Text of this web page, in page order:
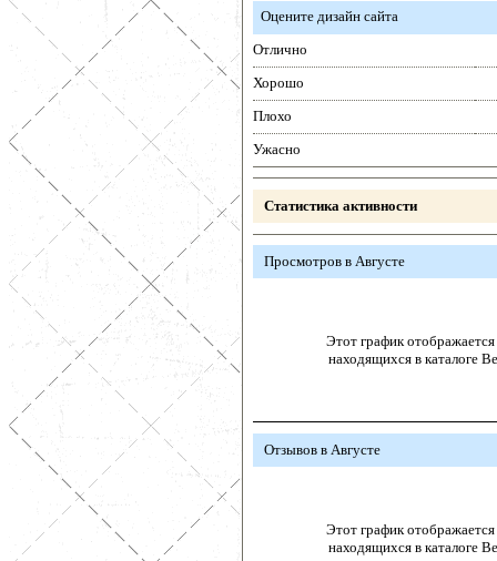
Оцените дизайн сайта
Отлично
Хорошо
Плохо
Ужасно
Статистика активности
Просмотров в Августе
Этот график отображается
находящихся в каталоге
Отзывов в Августе
Этот график отображается
находящихся в каталоге